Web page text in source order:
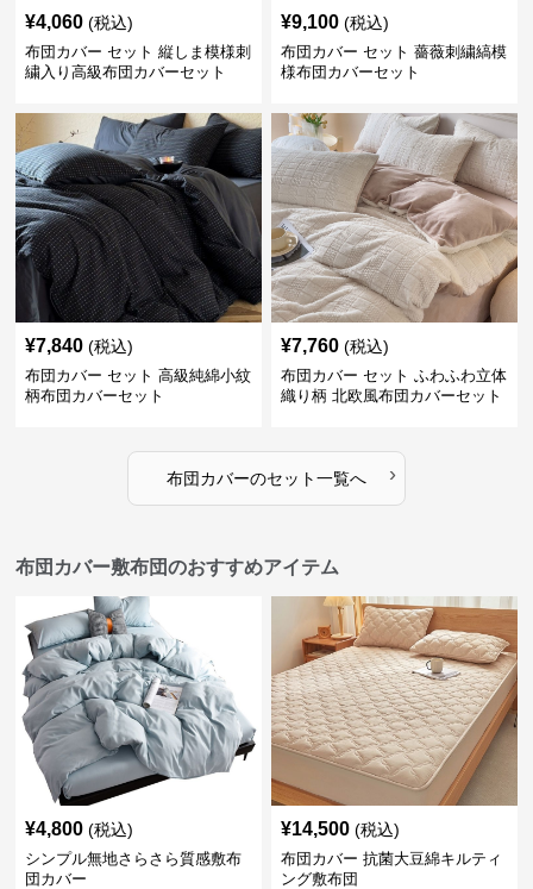
¥4,060 (税込)
布団カバー セット 縦しま模様刺
繍入り高級布団カバーセット
¥9,100 (税込)
布団カバー セット 薔薇刺繍縞模
様布団カバーセット
¥7,840 (税込)
布団カバー セット 高級純綿小紋
柄布団カバーセット
¥7,760 (税込)
布団カバー セット ふわふわ立体
織り柄 北欧風布団カバーセット
布団カバーのセット一覧へ ›
布団カバー敷布団のおすすめアイテム
¥4,800 (税込)
シンプル無地さらさら質感敷布
団カバー
¥14,500 (税込)
布団カバー 抗菌大豆綿キルティ
ング敷布団